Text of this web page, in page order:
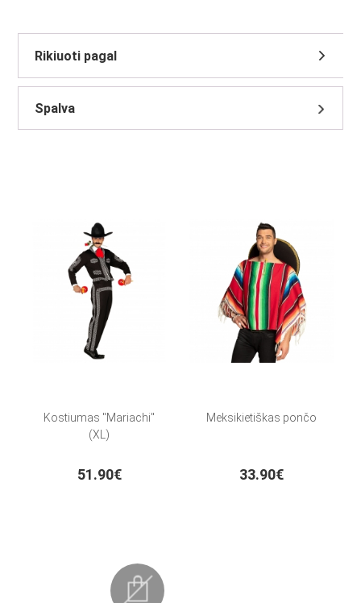
Spalva
Kostiumas "Mariachi"
(XL)
51.90€
Meksikietiškas pončo
33.90€